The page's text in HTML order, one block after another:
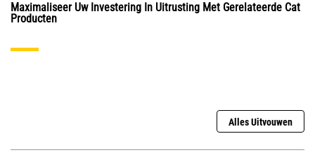
Maximaliseer Uw Investering In Uitrusting Met Gerelateerde Cat
Producten
Alles Uitvouwen